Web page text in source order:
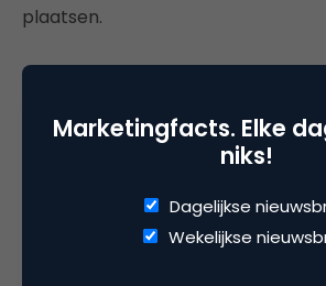
plaatsen.
Gerelateerde artikelen
waarom laten
bewezen omzet
Marketingfacts. Elke
niks!
Dagelijkse
Wekelijkse